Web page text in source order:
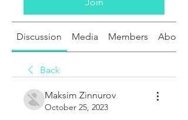
Discussion Media Members About
Back
Maksim Zinnurov
October 25, 2023